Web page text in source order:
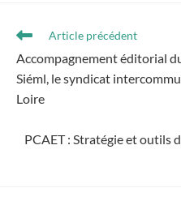
Article précédent
Accompagnement éditorial
Siéml, le syndicat
Loire
PCAET : Stratégie et outils